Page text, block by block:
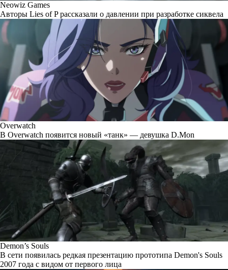
Neowiz Games
Авторы Lies of P рассказали о давлении при разработке сиквела
Overwatch
В Overwatch появится новый «танк» — девушка D.Mon
Demon’s Souls
В сети появилась редкая презентацию прототипа Demon's Souls
2007 года с видом от первого лица